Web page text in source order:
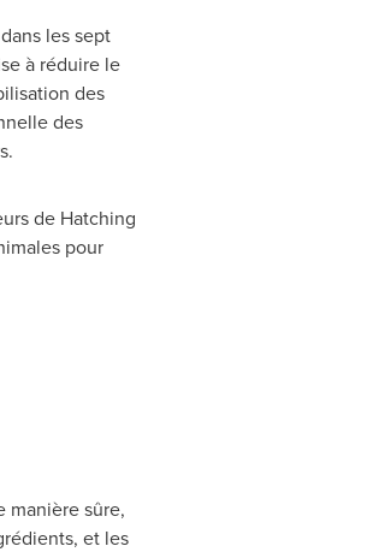
les sept
à réduire le
des
des
de Hatching
pour
manière sûre,
et les